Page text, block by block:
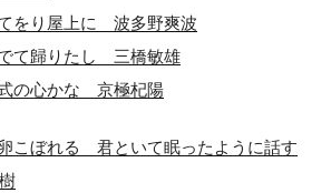
をり屋上に 波多野爽波
て歸りたし 三橋敏雄
の心かな 京極杞陽
こぼれる 君といて眠ったように話す